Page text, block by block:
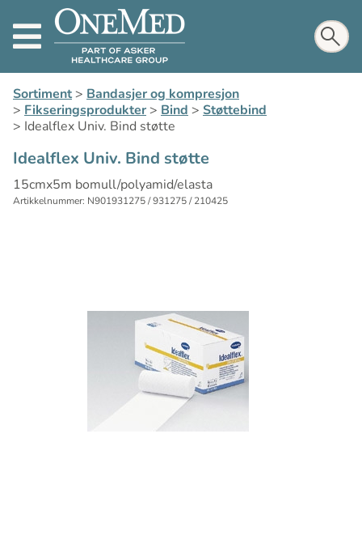
Sortiment> Bandasjer og kompresjon
> Fikseringsprodukter> Bind > Støttebind
> Idealflex Univ. Bind støtte
Idealflex Univ. Bind støtte
15cmx5m bomull/polyamid/elasta
Artikkelnummer: N901931275 / 931275 / 210425